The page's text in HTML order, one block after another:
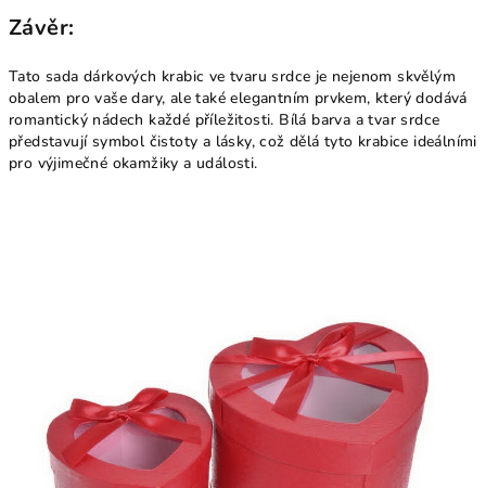
Závěr:
Tato sada dárkových krabic ve tvaru srdce je nejenom skvělým
obalem pro vaše dary, ale také elegantním prvkem, který dodává
romantický nádech každé příležitosti. Bílá barva a tvar srdce
představují symbol čistoty a lásky, což dělá tyto krabice ideálními
pro výjimečné okamžiky a události.